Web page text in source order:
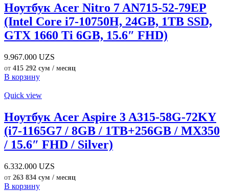
Ноутбук Acer Nitro 7 AN715-52-79EP
(Intel Core i7-10750H, 24GB, 1TB SSD,
GTX 1660 Ti 6GB, 15.6″ FHD)
9.967.000 UZS
от 415 292 сум / месяц
В корзину
Quick view
Ноутбук Acer Aspire 3 A315-58G-72KY
(i7-1165G7 / 8GB / 1TB+256GB / MX350
/ 15.6″ FHD / Silver)
6.332.000 UZS
от 263 834 сум / месяц
В корзину